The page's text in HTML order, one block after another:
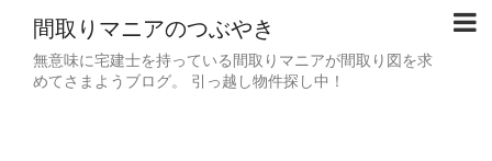
間取りマニアのつぶやき
無意味に宅建士を持っている間取りマニアが間取り図を求
めてさまようブログ。 引っ越し物件探し中！